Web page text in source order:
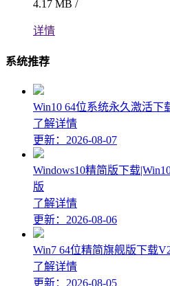
4.17 MB /
详情
系统推荐
Win10 64位系统永久激活下
了解详情
更新：2026-08-07
Windows10精简版下载
版
了解详情
更新：2026-08-06
Win7 64位精简旗舰版下载
了解详情
更新：2026-08-05